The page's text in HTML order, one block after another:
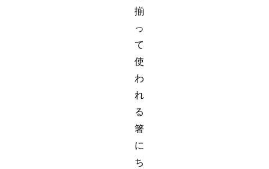
揃
っ
て
使
わ
れ
る
箸
に
ち